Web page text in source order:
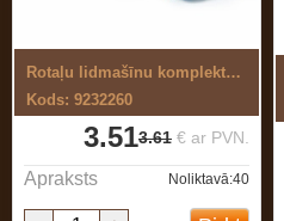
Rotaļu lidmašīnu komplekts 4 gab.
Kods: 9232260
3.61 € ar PVN.
3.51
Apraksts Noliktavā:40